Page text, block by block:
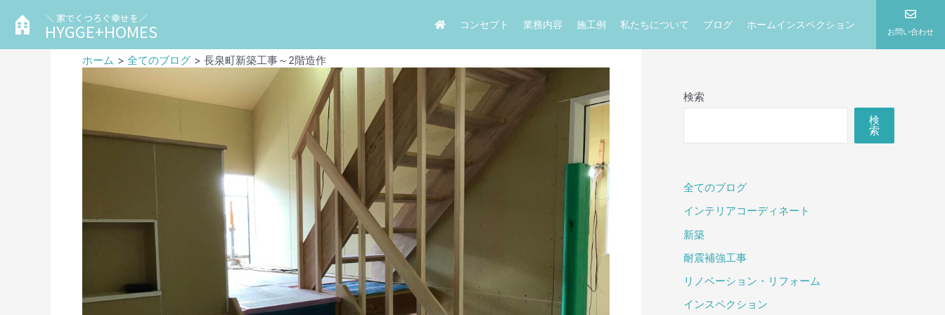
＼ 家でくつろぐ幸せを／
HYGGE+HOMES コンセプト 業務内容 施工例 私たちについて ブログ ホームインスペクション
お問い合わせ
ホーム 全てのブログ 長泉町新築工事～2階造作
検索
検
索
全てのブログ
インテリアコーディネート
新築
耐震補強工事
リノベーション・リフォーム
インスペクション